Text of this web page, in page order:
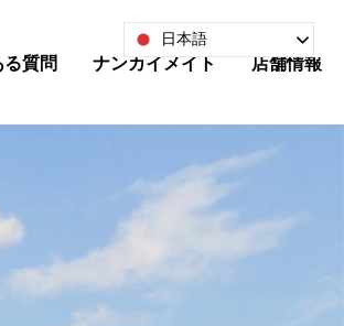
日本語
る質問 ナンカイメイト 店舗情報